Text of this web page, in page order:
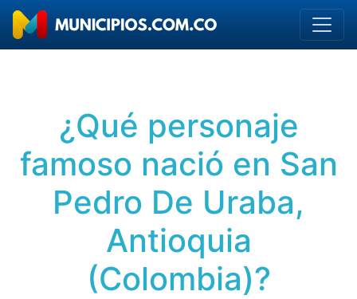
¿Qué personaje
famoso nació en San
Pedro De Uraba,
Antioquia
(Colombia)?